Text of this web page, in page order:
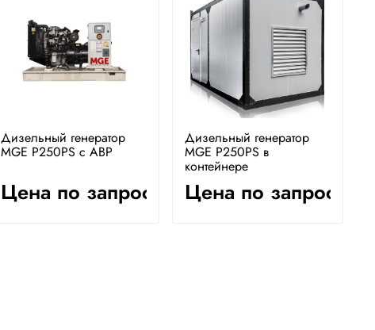
Дизельный генератор
MGE P250PS с АВР
Цена по запросу
Дизельный генератор
MGE P250PS в
контейнере
Цена по запросу